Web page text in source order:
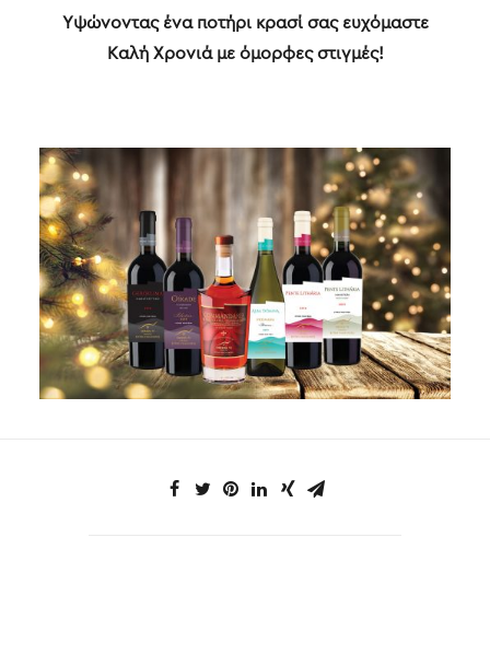
Υψώνοντας ένα ποτήρι κρασί σας ευχόμαστε
Καλή Χρονιά με όμορφες στιγμές!